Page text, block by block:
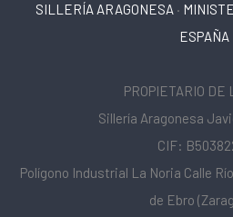
SILLERÍA ARAGONESA ·
ESPAÑA
PROPIETARIO DE
Sillería Aragonesa
CIF:
Polígono Industrial La Noria Calle
de Ebro